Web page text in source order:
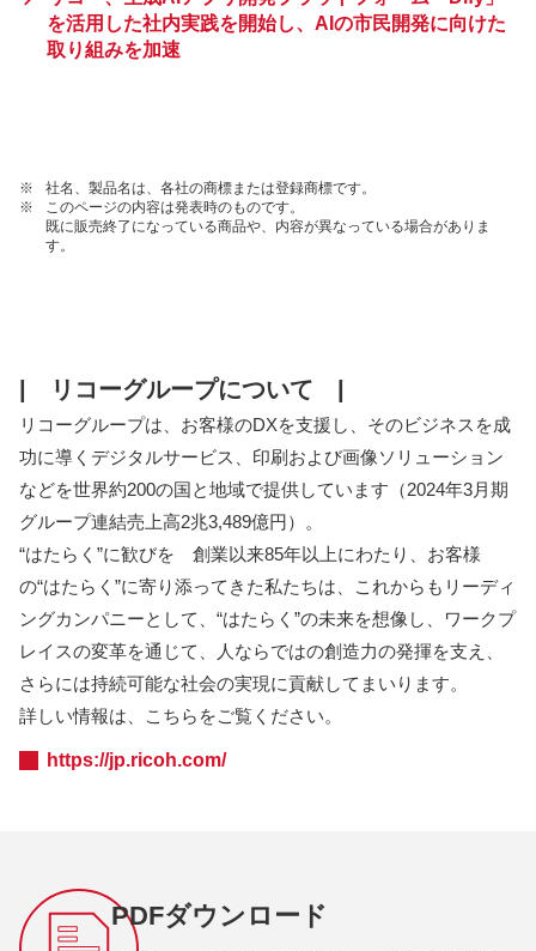
を活用した社内実践を開始し、AIの市民開発に向けた
取り組みを加速
※
社名、製品名は、各社の商標または登録商標です。
※
このページの内容は発表時のものです。
既に販売終了になっている商品や、内容が異なっている場合がありま
す。
| リコーグループについて |
リコーグループは、お客様のDXを支援し、そのビジネスを成
功に導くデジタルサービス、印刷および画像ソリューション
などを世界約200の国と地域で提供しています（2024年3月期
グループ連結売上高2兆3,489億円）。
“はたらく”に歓びを 創業以来85年以上にわたり、お客様
の“はたらく”に寄り添ってきた私たちは、これからもリーディ
ングカンパニーとして、“はたらく”の未来を想像し、ワークプ
レイスの変革を通じて、人ならではの創造力の発揮を支え、
さらには持続可能な社会の実現に貢献してまいります。
詳しい情報は、こちらをご覧ください。
https://jp.ricoh.com/
PDFダウンロード